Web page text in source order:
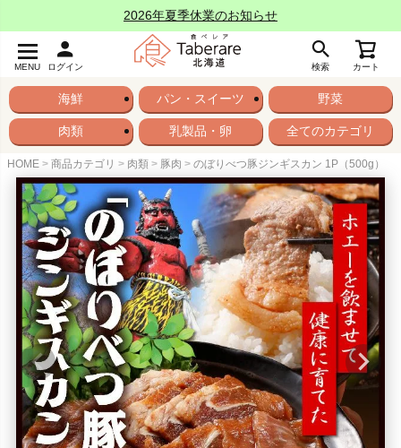
2026年夏季休業のお知らせ
MENU ログイン 検索 カート
海鮮 パン・スイーツ 野菜
肉類 乳製品・卵 全てのカテゴリ
HOME 商品カテゴリ 肉類 豚肉 のぼりべつ豚ジンギスカン 1P（500g）